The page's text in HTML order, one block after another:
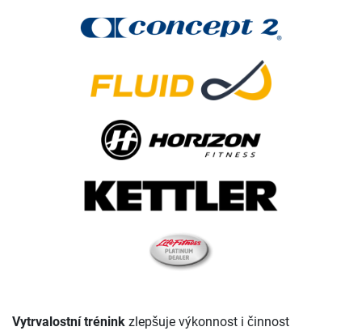
Vytrvalostní trénink zlepšuje výkonnost i činnost